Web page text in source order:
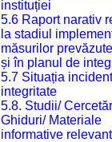
instituției
5.6 Raport narativ
la stadiul
măsurilor
și în planul de
5.7 Situația
integritate
5.8. Studii/
Ghiduri/ Materiale
informative